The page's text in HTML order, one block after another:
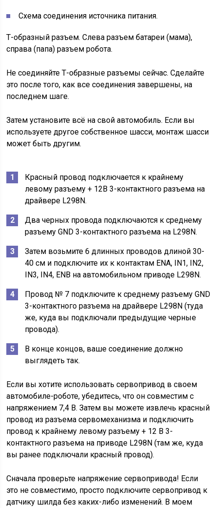
Схема соединения источника питания.
Т-образный разъем. Слева разъем батареи (мама),
справа (папа) разъем робота.
Не соединяйте Т-образные разъемы сейчас. Сделайте
это после того, как все соединения завершены, на
последнем шаге.
Затем установите всё на свой автомобиль. Если вы
используете другое собственное шасси, монтаж шасси
может быть другим.
Красный провод подключается к крайнему
левому разъему + 12В 3-контактного разъема на
драйвере L298N.
Два черных провода подключаются к среднему
разъему GND 3-контактного разъема на L298N.
Затем возьмите 6 длинных проводов длиной 30-
40 см и подключите их к контактам ENA, IN1, IN2,
IN3, IN4, ENB на автомобильном приводе L298N.
Провод № 7 подключите к среднему разъему GND
3-контактного разъема на драйвере L298N (туда
же, куда вы подключали предыдущие черные
провода).
В конце концов, ваше соединение должно
выглядеть так.
Если вы хотите использовать сервопривод в своем
автомобиле-роботе, убедитесь, что он совместим с
напряжением 7,4 В. Затем вы можете извлечь красный
провод из разъема сервомеханизма и подключить
провод к крайнему левому разъему + 12 В 3-
контактного разъема на приводе L298N (там же, куда
вы ранее подключали красный провод).
Сначала проверьте напряжение сервопривода! Если
это не совместимо, просто подключите сервопривод к
датчику шилда без каких-либо изменений. В моем